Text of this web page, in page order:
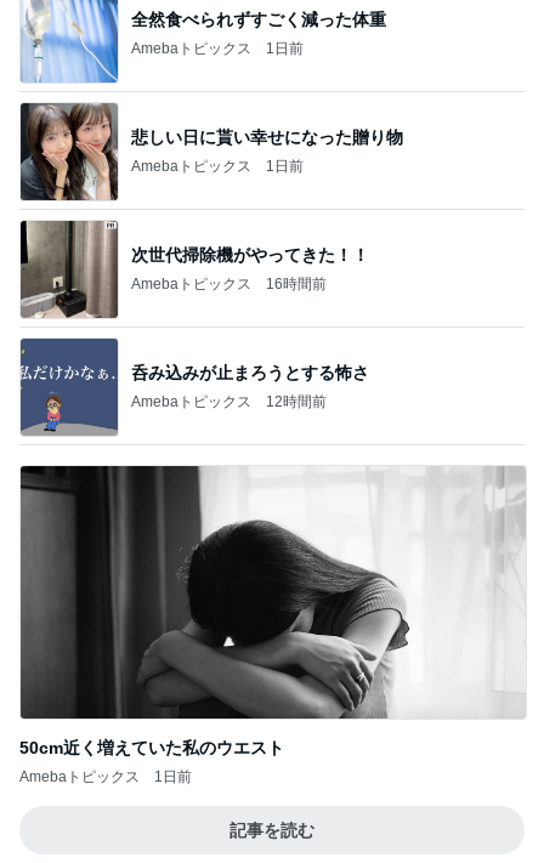
全然食べられずすごく減った体重
Amebaトピックス 1日前
悲しい日に貰い幸せになった贈り物
Amebaトピックス 1日前
次世代掃除機がやってきた！！
Amebaトピックス 16時間前
呑み込みが止まろうとする怖さ
Amebaトピックス 12時間前
50cm近く増えていた私のウエスト
Amebaトピックス 1日前
記事を読む